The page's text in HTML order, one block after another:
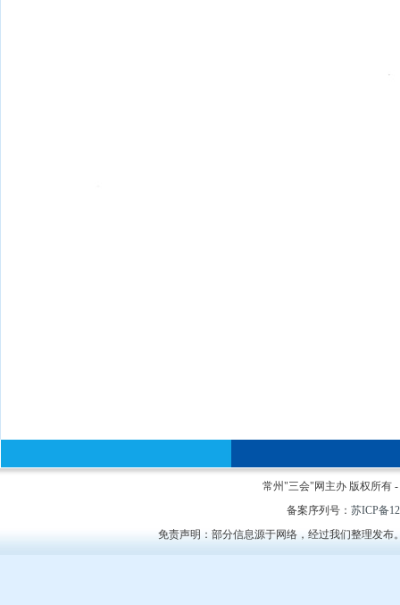
常州"三会"网主办 版权所有 -
备案序列号： 苏ICP备
免责声明：部分信息源于网络，经过我们整理发